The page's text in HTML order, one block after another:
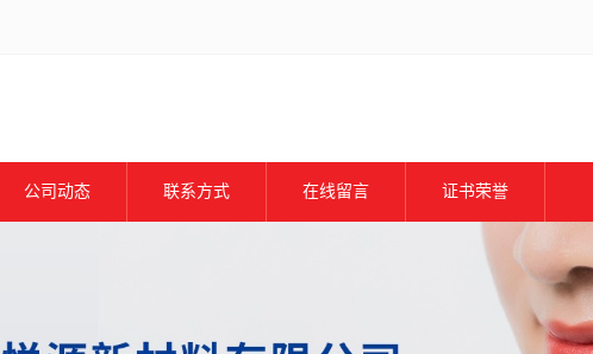
公司动态 联系方式 在线留言 证书荣誉